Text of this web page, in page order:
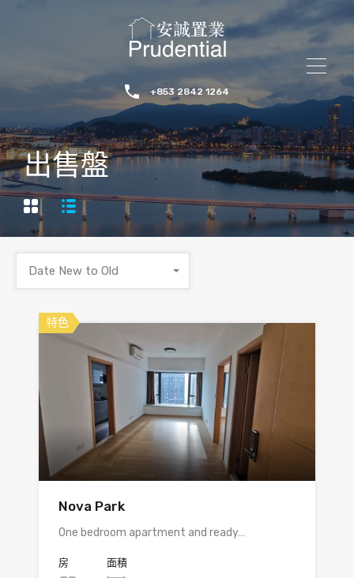
+853 2842 1264
出售盤
Date New to Old
特色
Nova Park
One bedroom apartment and ready…
房 面積